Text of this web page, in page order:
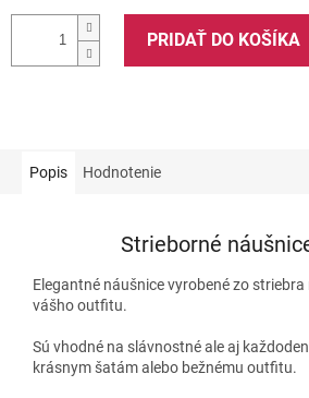
PRIDAŤ DO KOŠÍKA
Popis Hodnotenie
Strieborné
Elegantné náušnice vyrobené zo
vášho outfitu.
Sú vhodné na slávnostné ale aj
krásnym šatám alebo bežnému outfitu.